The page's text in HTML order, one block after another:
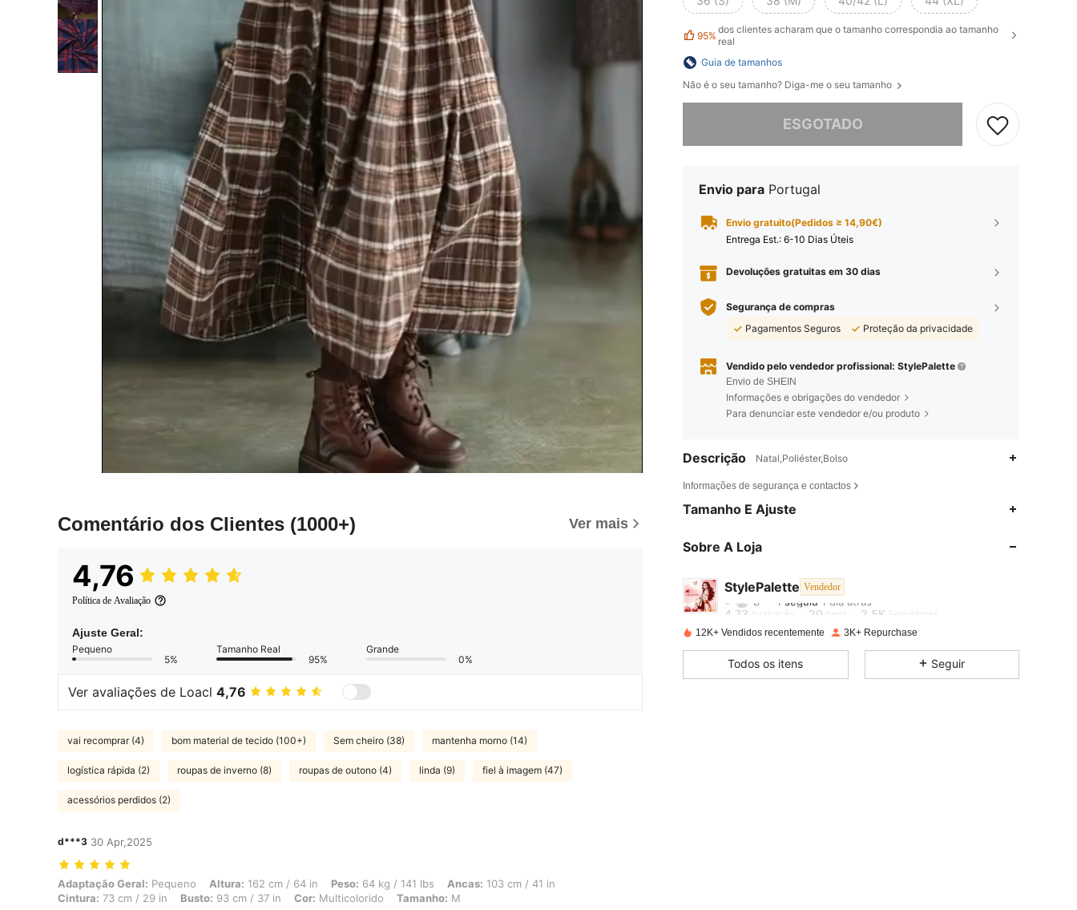
Comentário dos Clientes (1000+) Ver mais
4,76
Política de Avaliação
Ajuste Geral:
Pequeno
5%
Tamanho Real
95%
Grande
0%
Ver avaliações de Loacl 4,76
vai recomprar (4) bom material de tecido (100+) Sem cheiro (38) mantenha morno (14)
logística rápida (2) roupas de inverno (8) roupas de outono (4) linda (9) fiel à imagem (47)
acessórios perdidos (2)
d***3 30 Apr,2025
Adaptação Geral: Pequeno, Altura: 162 cm / 64 in, Peso: 64 kg / 141 lbs, Ancas: 103 cm / 41 in, Cintura: 73 cm / 29 in, Busto: 93 cm / 37 in, Cor: Multicolorido, Tamanho: M
Adaptação Geral: Pequeno Altura: 162 cm / 64 in Peso: 64 kg / 141 lbs Ancas: 103 cm / 41 in
Cintura: 73 cm / 29 in Busto: 93 cm / 37 in Cor: Multicolorido Tamanho: M
95% dos clientes acharam que o tamanho correspondia ao tamanho
real
Guia de tamanhos
Não é o seu tamanho? Diga-me o seu tamanho
ESGOTADO
Envio para Portugal
Envio gratuito(Pedidos ≥ 14,90€)
Entrega Est.: 6-10 Dias Úteis
Devoluções gratuitas em 30 dias
Segurança de compras
Pagamentos Seguros
Proteção da privacidade
Vendido pelo vendedor profissional: StylePalette
Envio de SHEIN
Informações e obrigações do vendedor
Para denunciar este vendedor e/ou produto
Descrição Natal,Poliéster,Bolso
Informações de segurança e contactos
Tamanho E Ajuste
Sobre A Loja
StylePalette Vendedor
b***1 seguiu1 dia atrás
4,73 Avaliação 20Itens 2.5K
4,73 20 2.5K
12K+ Vendidos recentemente 3K+ Repurchase
Todos os itens Seguir